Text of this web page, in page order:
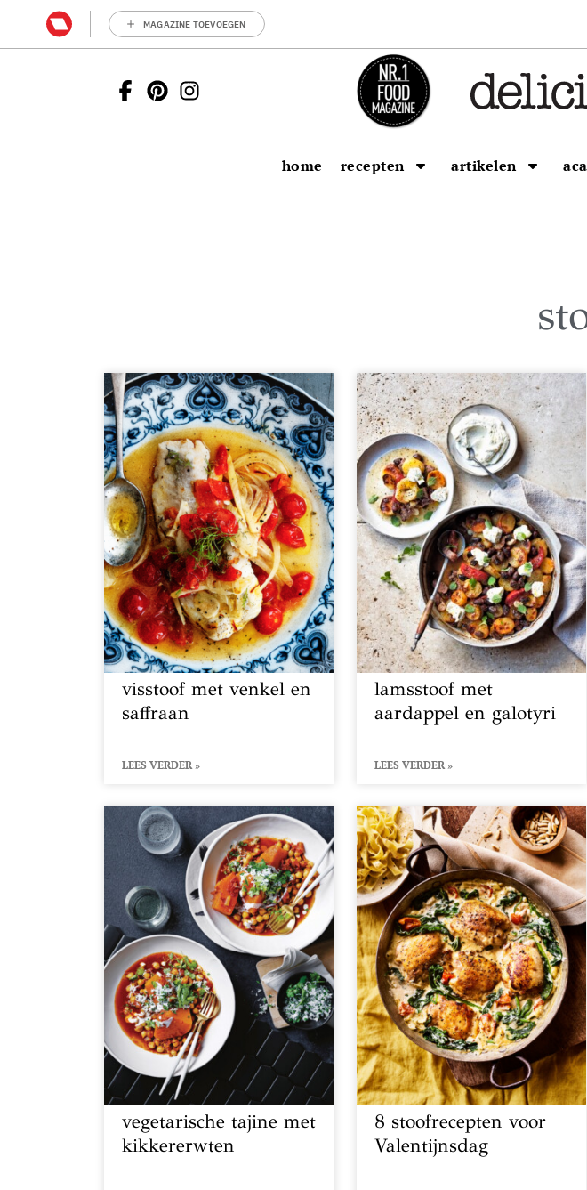
MAGAZINE TOEVOEGEN
home recepten artikelen
visstoof met venkel en
saffraan
LEES VERDER »
lamsstoof met
aardappel en galotyri
LEES VERDER »
vegetarische tajine met
kikkererwten
8 stoofrecepten voor
Valentijnsdag